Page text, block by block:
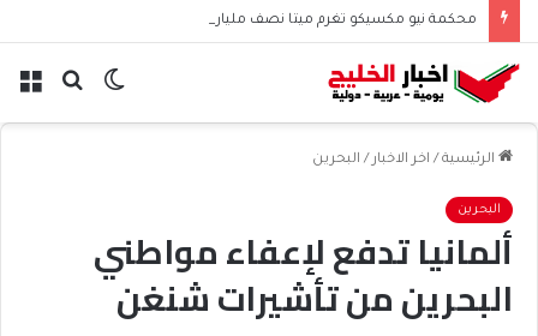
محكمة نيو مكسيكو تغرم ميتا نصف مليار دولار بسبب الأطفال
بحث الوضع
الرئيسية / اخر الاخبار / البحرين
البحرين
ألمانيا تدفع لإعفاء مواطني
البحرين من تأشيرات شنغن